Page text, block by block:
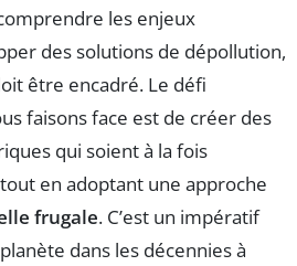
les enjeux
des solutions de dépollution,
être encadré. Le défi
faisons face est de créer des
qui soient à la fois
en adoptant une approche
frugale. C’est un impératif
dans les décennies à